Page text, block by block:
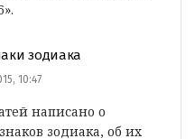
зодиака
10:47
написано о
зодиака, об их